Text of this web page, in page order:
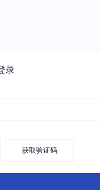
录
获取验证码